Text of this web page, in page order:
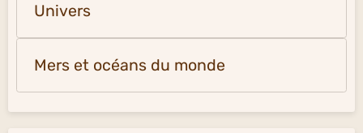
Univers
Mers et océans du monde